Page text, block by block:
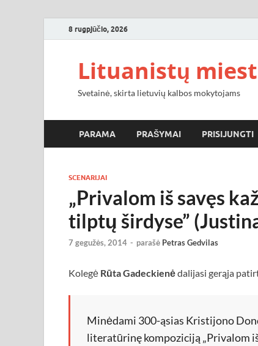
8 rugpjūčio, 2026
Lituanistų
Svetainė, skirta lietuvių kalbos mokytojams
PARAMA PRAŠYMAI PRISIJUNGTI
SCENARIJAI
„Privalom iš savęs
tilptų širdyse”
7 gegužės, 2014 - parašė Petras Gedvilas
Kolegė Rūta Gadeckienėdalijasi gerąja
Minėdami 300-ąsias Kristijono
literatūrinę kompoziciją „Privalom